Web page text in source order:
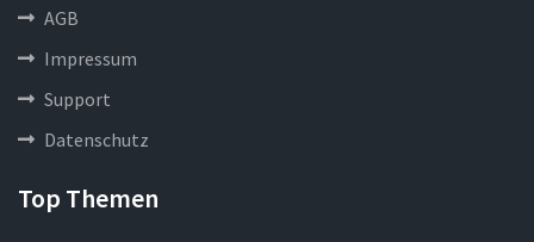
AGB
Impressum
Support
Datenschutz
Top Themen